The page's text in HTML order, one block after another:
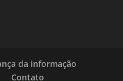
da informação
Contato